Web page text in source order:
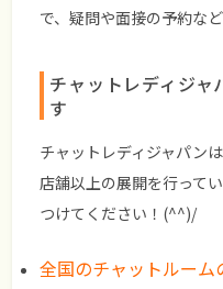
で、疑問や面接の予約な
チャットレディジ
す
チャットレディジャパン
店舗以上の展開を行って
つけてください！(^^)/
全国のチャットルーム